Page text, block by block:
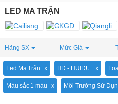
LED MA TRẬN
Hãng SX Mức Giá
Led Ma Trận HD - HUIDU
Màu sắc 1 màu Môi Trường Sử